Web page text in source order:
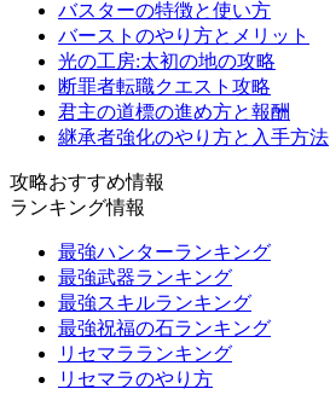
バスターの特徴と使い方
バーストのやり方とメリット
光の工房:太初の地の攻略
断罪者転職クエスト攻略
君主の道標の進め方と報酬
継承者強化のやり方と入手方法
攻略おすすめ情報
ランキング情報
最強ハンターランキング
最強武器ランキング
最強スキルランキング
最強祝福の石ランキング
リセマラランキング
リセマラのやり方